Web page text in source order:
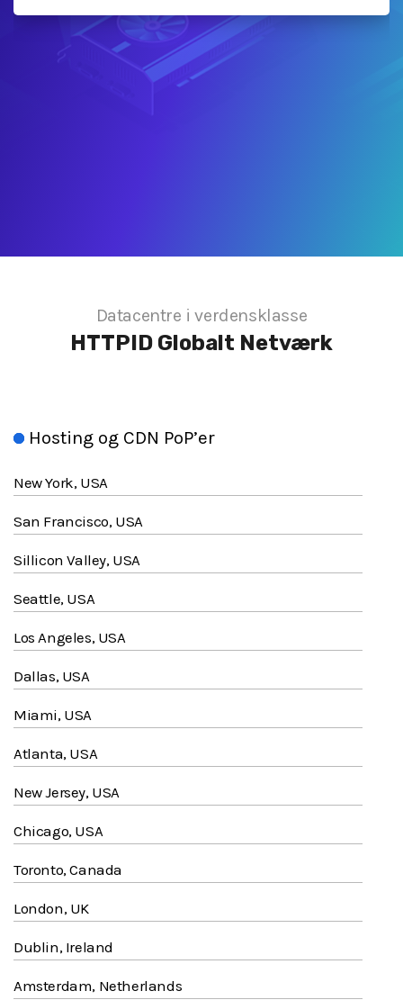
Datacentre i verdensklasse
HTTPID Globalt Netværk
Hosting og CDN PoP’er
New York, USA
San Francisco, USA
Sillicon Valley, USA
Seattle, USA
Los Angeles, USA
Dallas, USA
Miami, USA
Atlanta, USA
New Jersey, USA
Chicago, USA
Toronto, Canada
London, UK
Dublin, Ireland
Amsterdam, Netherlands